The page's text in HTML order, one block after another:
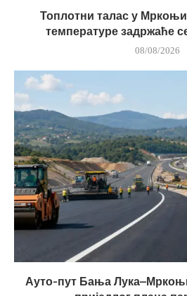
Топлотни талас у
температуре задржаће
08/08/2026
Ауто-пут Бања